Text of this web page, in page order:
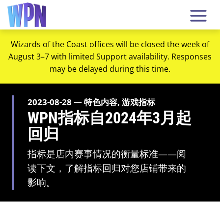
Wizards of the Coast offices will be closed the week of
August 3–7 with limited Support availability. Responses
may be delayed during this time.
2023-08-28 — 特色内容, 游戏指标
WPN指标自2024年3月起
回归
指标是店内赛事情况的衡量标准——阅
读下文，了解指标回归对您店铺带来的
影响。